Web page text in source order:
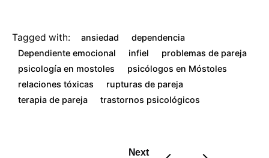
Tagged with: ansiedad
dependencia
Dependiente emocional
infiel
problemas de pareja
psicología en mostoles
psicólogos en Móstoles
relaciones tóxicas
rupturas de pareja
terapia de pareja
trastornos psicológicos
Next